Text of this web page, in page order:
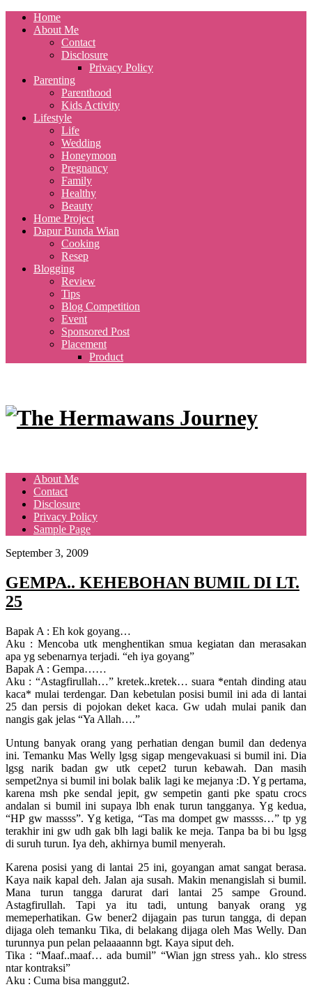
Home
About Me
Contact
Disclosure
Privacy Policy
Parenting
Parenthood
Kids Activity
Lifestyle
Life
Wedding
Honeymoon
Pregnancy
Family
Healthy
Beauty
Home Project
Dapur Bunda Wian
Cooking
Resep
Blogging
Review
Tips
Blog Competition
Event
Sponsored Post
Placement
Product
About Me
Contact
Disclosure
Privacy Policy
Sample Page
September 3, 2009
GEMPA.. KEHEBOHAN BUMIL DI LT.
25
Bapak A : Eh kok goyang…
Aku : Mencoba utk menghentikan smua kegiatan dan merasakan
apa yg sebenarnya terjadi. “eh iya goyang”
Bapak A : Gempa……
Aku : “Astagfirullah…” kretek..kretek… suara *entah dinding atau
kaca* mulai terdengar. Dan kebetulan posisi bumil ini ada di lantai
25 dan persis di pojokan deket kaca. Gw udah mulai panik dan
nangis gak jelas “Ya Allah….”
Untung banyak orang yang perhatian dengan bumil dan dedenya
ini. Temanku Mas Welly lgsg sigap mengevakuasi si bumil ini. Dia
lgsg narik badan gw utk cepet2 turun kebawah. Dan masih
sempet2nya si bumil ini bolak balik lagi ke mejanya :D. Yg pertama,
karena msh pke sendal jepit, gw sempetin ganti pke spatu crocs
andalan si bumil ini supaya lbh enak turun tangganya. Yg kedua,
“HP gw massss”. Yg ketiga, “Tas ma dompet gw massss…” tp yg
terakhir ini gw udh gak blh lagi balik ke meja. Tanpa ba bi bu lgsg
di suruh turun. Iya deh, akhirnya bumil menyerah.
Karena posisi yang di lantai 25 ini, goyangan amat sangat berasa.
Kaya naik kapal deh. Jalan aja susah. Makin menangislah si bumil.
Mana turun tangga darurat dari lantai 25 sampe Ground.
Astagfirullah. Tapi ya itu tadi, untung banyak orang yg
memeperhatikan. Gw bener2 dijagain pas turun tangga, di depan
dijaga oleh temanku Tika, di belakang dijaga oleh Mas Welly. Dan
turunnya pun pelan pelaaaannn bgt. Kaya siput deh.
Tika : “Maaf..maaf… ada bumil” “Wian jgn stress yah.. klo stress
ntar kontraksi”
Aku : Cuma bisa manggut2.